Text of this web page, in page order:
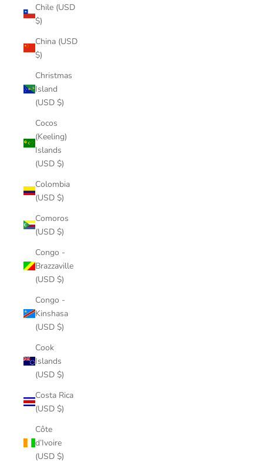
Chile (USD
$)
China (USD
$)
Christmas
Island
(USD $)
Cocos
(Keeling)
Islands
(USD $)
Colombia
(USD $)
Comoros
(USD $)
Congo -
Brazzaville
(USD $)
Congo -
Kinshasa
(USD $)
Cook
Islands
(USD $)
Costa Rica
(USD $)
Côte
d’Ivoire
(USD $)